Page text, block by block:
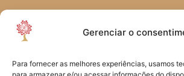
Gerenciar o
Para fornecer as melhores experiências, usamos
Rua Vergueiro, 3558 -